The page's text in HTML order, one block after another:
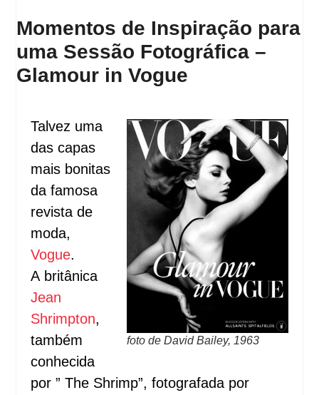
Momentos de Inspiração para
uma Sessão Fotográfica –
Glamour in Vogue
foto de David Bailey, 1963
Talvez uma
das capas
mais bonitas
da famosa
revista de
moda,
Vogue.
A bri­tâ­nica
Jean
Shrimpton,
tam­bém
conhe­cida
por ” The Shrimp”, fotografada por